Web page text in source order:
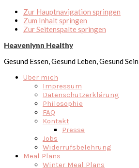
Zur Hauptnavigation springen
Zum Inhalt springen
Zur Seitenspalte springen
Heavenlynn Healthy
Gesund Essen, Gesund Leben, Gesund Sein
Über mich
Impressum
Datenschutzerklärung
Philosophie
FAQ
Kontakt
Presse
Jobs
Widerrufsbelehrung
Meal Plans
Winter Meal Plans